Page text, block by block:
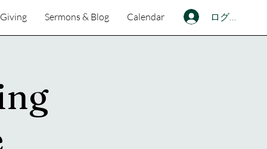
Giving Sermons & Blog Calendar ログイン